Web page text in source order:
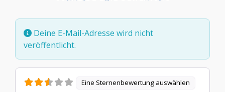
Deine E-Mail-Adresse wird nicht
veröffentlicht.
Eine Sternenbewertung auswählen